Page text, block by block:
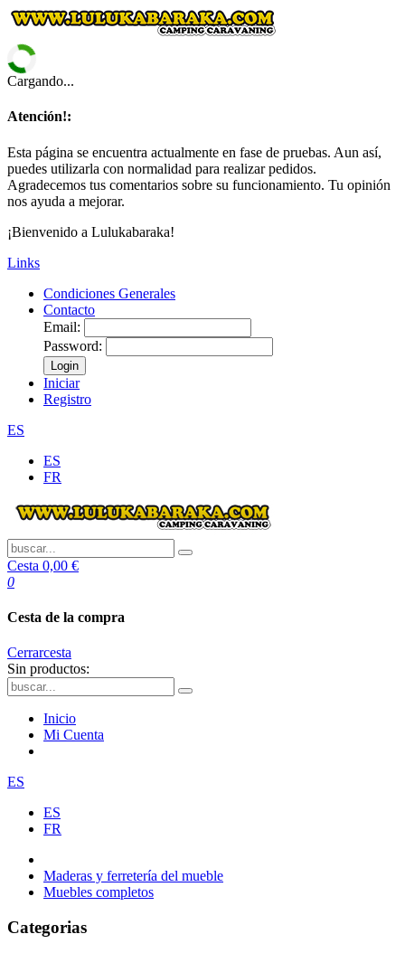
Cargando...
Atención!:
Esta página se encuentra actualmente en fase de pruebas. Aun así,
puedes utilizarla con normalidad para realizar pedidos.
Agradecemos tus comentarios sobre su funcionamiento. Tu opinión
nos ayuda a mejorar.
¡Bienvenido a Lulukabaraka!
Links
Condiciones Generales
Contacto
Email:
Password:
Login
Iniciar
Registro
ES
ES
FR
Cesta 0,00 €
0
Cesta de la compra
Cerrarcesta
Sin productos:
Inicio
Mi Cuenta
ES
ES
FR
Maderas y ferretería del mueble
Muebles completos
Categorias